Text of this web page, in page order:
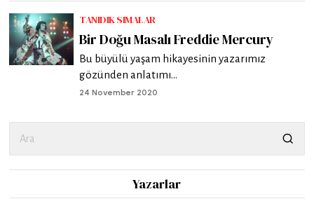
TANIDIK SIMALAR
Bir Doğu Masalı Freddie Mercury
Bu büyülü yaşam hikayesinin yazarımız
gözünden anlatımı...
24 November 2020
Yazarlar